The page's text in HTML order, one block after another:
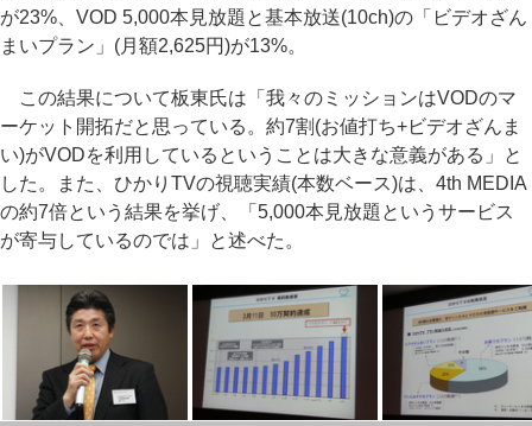
が23%、VOD 5,000本見放題と基本放送(10ch)の「ビデオざん
まいプラン」(月額2,625円)が13%。
この結果について板東氏は「我々のミッションはVODのマ
ーケット開拓だと思っている。約7割(お値打ち+ビデオざんま
い)がVODを利用しているということは大きな意義がある」と
した。また、ひかりTVの視聴実績(本数ベース)は、4th MEDIA
の約7倍という結果を挙げ、「5,000本見放題というサービス
が寄与しているのでは」と述べた。